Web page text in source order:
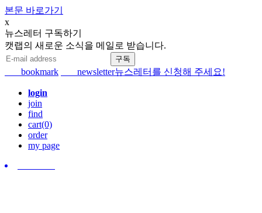
본문 바로가기
x
뉴스레터 구독하기
캣랩의 새로운 소식을 메일로 받습니다.
bookmark newsletter뉴스레터를 신청해 주세요!
login
join
find
cart(0)
order
my page